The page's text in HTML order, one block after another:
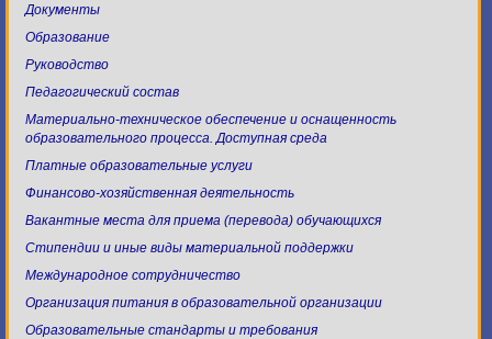
Документы
Образование
Руководство
Педагогический состав
Материально-техническое обеспечение и оснащенность
образовательного процесса. Доступная среда
Платные образовательные услуги
Финансово-хозяйственная деятельность
Вакантные места для приема (перевода) обучающихся
Стипендии и иные виды материальной поддержки
Международное сотрудничество
Организация питания в образовательной организации
Образовательные стандарты и требования